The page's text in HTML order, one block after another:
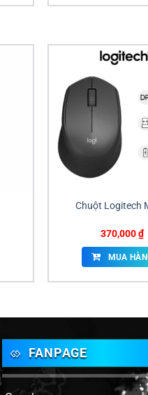
Chuột Logitech
370,000₫
MUA
FANPAGE